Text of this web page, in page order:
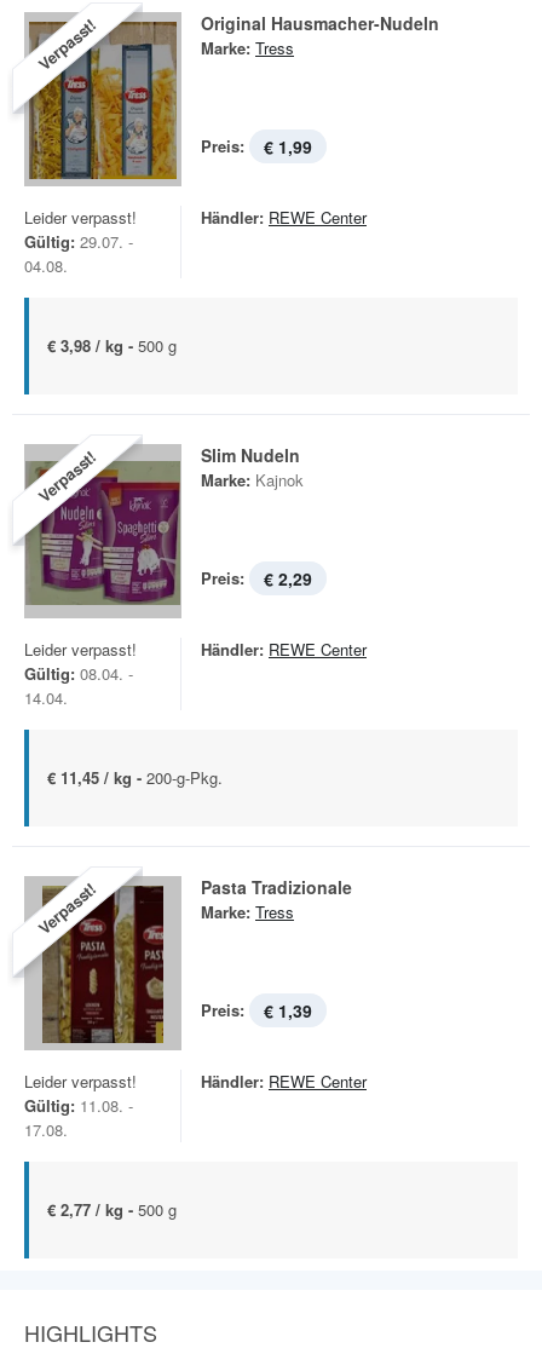
Verpasst! Original Hausmacher-Nudeln
Marke: Tress
Preis: € 1,99
Leider verpasst!
Gültig: 29.07. -
04.08.
Händler: REWE Center
€ 3,98 / kg - 500 g
Verpasst! Slim Nudeln
Marke: Kajnok
Preis: € 2,29
Leider verpasst!
Gültig: 08.04. -
14.04.
Händler: REWE Center
€ 11,45 / kg - 200-g-Pkg.
Verpasst! Pasta Tradizionale
Marke: Tress
Preis: € 1,39
Leider verpasst!
Gültig: 11.08. -
17.08.
Händler: REWE Center
€ 2,77 / kg - 500 g
HIGHLIGHTS